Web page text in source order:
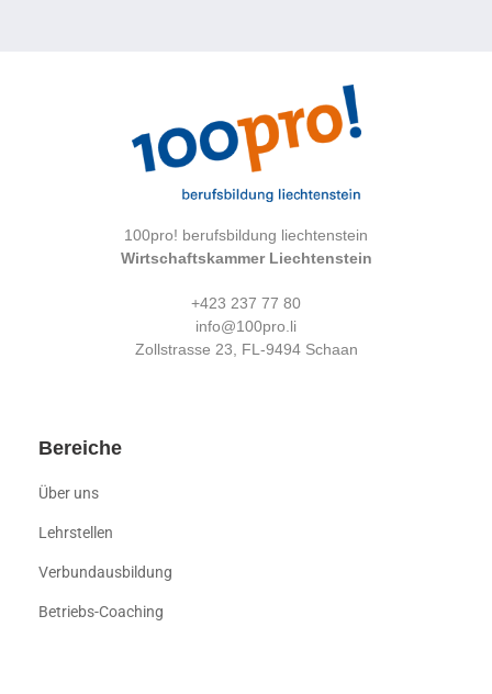
100pro! berufsbildung liechtenstein
Wirtschaftskammer Liechtenstein
+423 237 77 80
info@100pro.li
Zollstrasse 23, FL-9494 Schaan
Bereiche
Über uns
Lehrstellen
Verbundausbildung
Betriebs-Coaching